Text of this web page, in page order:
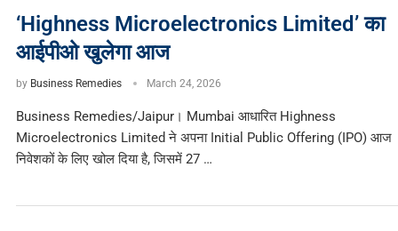
‘Highness Microelectronics Limited’ का
आईपीओ खुलेगा आज
by Business Remedies March 24, 2026
Business Remedies/Jaipur। Mumbai आधारित Highness
Microelectronics Limited ने अपना Initial Public Offering (IPO) आज
निवेशकों के लिए खोल दिया है, जिसमें 27 …